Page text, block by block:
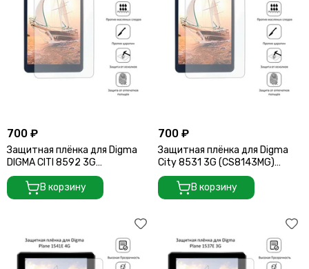
700 ₽
Защитная плёнка для Digma
DIGMA CITI 8592 3G
(PS8209MG) (205*120)
В корзину
700 ₽
Защитная плёнка для Digma
City 8531 3G (CS8143MG)
(205*120)
В корзину